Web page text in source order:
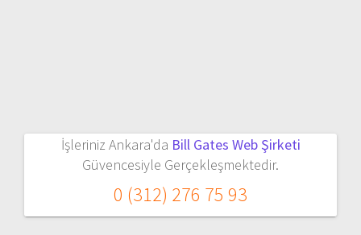
İşleriniz Ankara'da Bill Gates Web Şirketi
Güvencesiyle Gerçekleşmektedir.
0 (312) 276 75 93